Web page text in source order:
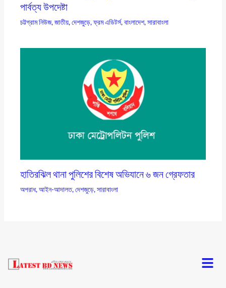
পার্বত্য উপদেষ্টা
চট্টগ্রাম নিউজ,জাতীয়,দেশজুড়ে,ফ্রম এডিটর্স,বাংলাদেশ,সারাবাংলা
হাতিরঝিল থানা পুলিশের বিশেষ অভিযানে ৬ জন গ্রেফতার
অপরাধ,আইন-আদালত,দেশজুড়ে,সারাবাংলা
Menu